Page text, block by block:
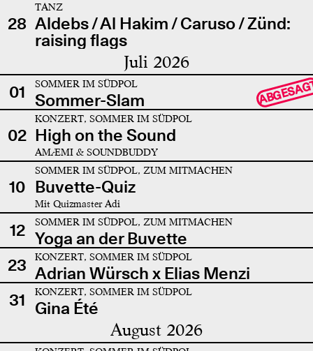
28
TANZ
Aldebs / Al Hakim / Caruso / Zünd:
raising flags
Juli 2026
01 SOMMER IM SÜDPOL
Sommer-Slam
02
KONZERT, SOMMER IM SÜDPOL
High on the Sound
AMÆMI & SOUNDBUDDY
10
SOMMER IM SÜDPOL, ZUM MITMACHEN
Buvette-Quiz
Mit Quizmaster Adi
12 SOMMER IM SÜDPOL, ZUM MITMACHEN
Yoga an der Buvette
23
KONZERT, SOMMER IM SÜDPOL
Adrian Würsch x Elias Menzi
31
KONZERT, SOMMER IM SÜDPOL
Gina Été
August 2026